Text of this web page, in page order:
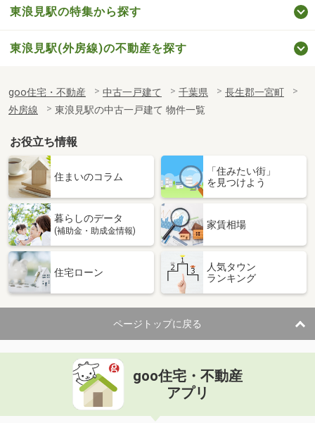
東浪見駅の特集から探す
東浪見駅(外房線)の不動産を探す
goo住宅・不動産 中古一戸建て 千葉県
長生郡一宮町
外房線
東浪見駅の中古一戸建て 物件一覧
お役立ち情報
住まいのコラム
「住みたい街」
を見つけよう
暮らしのデータ
(補助金・助成金情報)
家賃相場
住宅ローン
人気タウン
ランキング
ページトップに戻る
goo住宅・不動産
アプリ